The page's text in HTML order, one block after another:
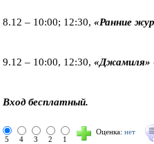
8.12 – 10:00; 12:30, «Ранние
9.12 – 10:00, 12:30, «Джамиля»
Вход бесплатный.
5 4 3 2 1
Оценка: нет